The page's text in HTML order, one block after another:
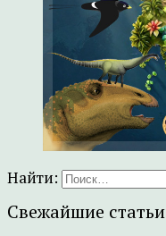
Найти:
Свежайшие статьи